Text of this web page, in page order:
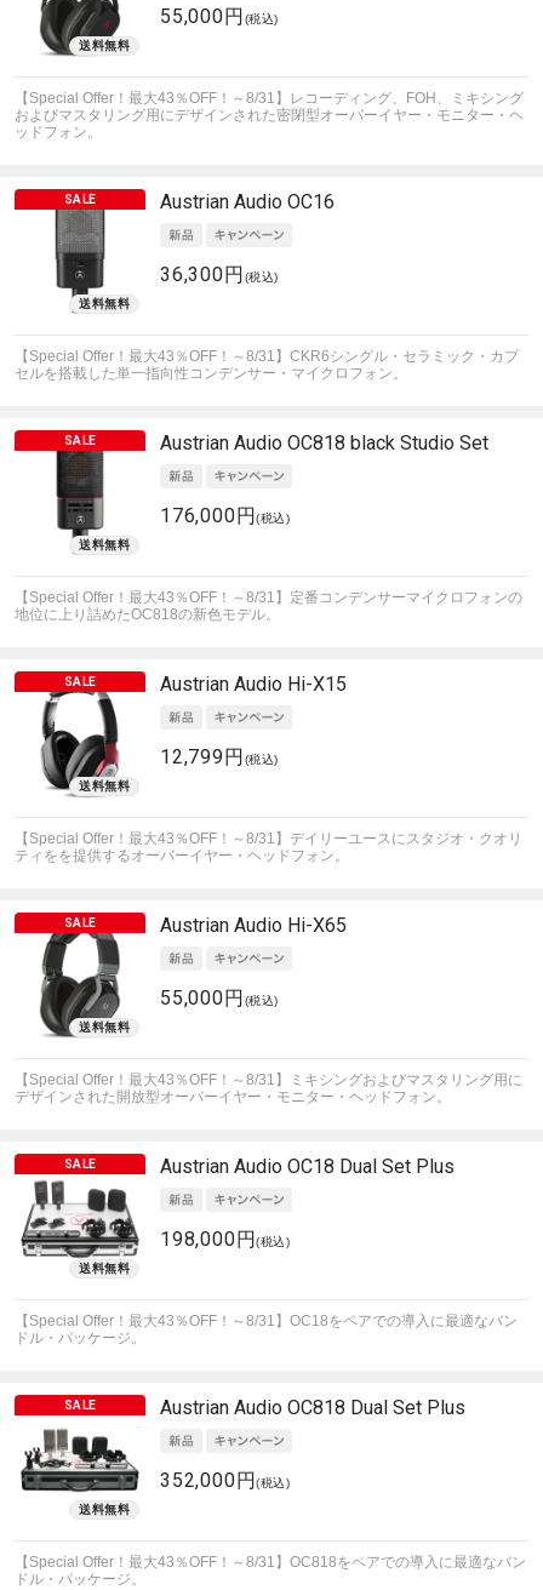
55,000円 (税込)
【Special Offer！最大43％OFF！～8/31】レコーディング、FOH、ミキシング
およびマスタリング用にデザインされた密閉型オーバーイヤー・モニター・ヘ
ッドフォン。
Austrian Audio OC16
36,300円 (税込)
【Special Offer！最大43％OFF！～8/31】CKR6シングル・セラミック・カプ
セルを搭載した単一指向性コンデンサー・マイクロフォン。
Austrian Audio OC818 black Studio Set
176,000円(税込)
【Special Offer！最大43％OFF！～8/31】定番コンデンサーマイクロフォンの
地位に上り詰めたOC818の新色モデル。
Austrian Audio Hi-X15
12,799円 (税込)
【Special Offer！最大43％OFF！～8/31】デイリーユースにスタジオ・クオリ
ティをを提供するオーバーイヤー・ヘッドフォン。
Austrian Audio Hi-X65
55,000円 (税込)
【Special Offer！最大43％OFF！～8/31】ミキシングおよびマスタリング用に
デザインされた開放型オーバーイヤー・モニター・ヘッドフォン。
Austrian Audio OC18 Dual Set Plus
198,000円(税込)
【Special Offer！最大43％OFF！～8/31】OC18をペアでの導入に最適なバン
ドル・パッケージ。
Austrian Audio OC818 Dual Set Plus
352,000円(税込)
【Special Offer！最大43％OFF！～8/31】OC818をペアでの導入に最適なバン
ドル・パッケージ。